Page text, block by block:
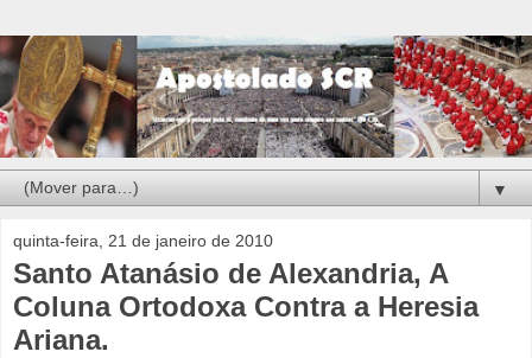
▼
quinta-feira, 21 de janeiro de 2010
Santo Atanásio de Alexandria, A
Coluna Ortodoxa Contra a Heresia
Ariana.